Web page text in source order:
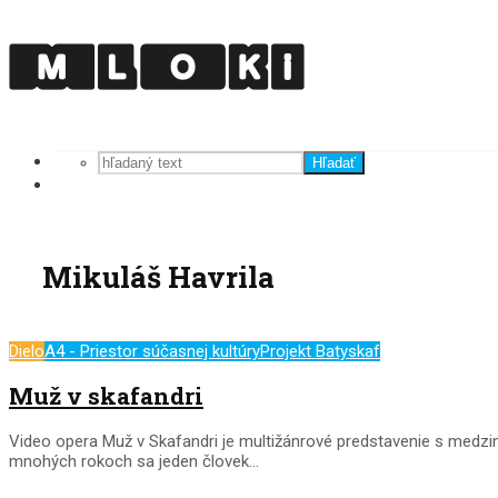
Hľadať
Mikuláš Havrila
DieloA4 - Priestor súčasnej kultúryProjekt Batyskaf
Muž v skafandri
Video opera Muž v Skafandri je multižánrové predstavenie s
mnohých rokoch sa jeden človek...